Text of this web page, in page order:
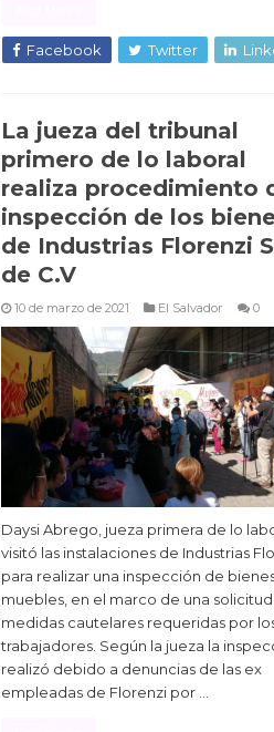
Facebook Twitter
La jueza del tribunal
primero de lo laboral
realiza procedimiento
inspección de los
de Industrias Florenzi
de C.V
10 de marzo de 2021 El Salvador 0
Daysi Abrego, jueza primera de lo
visitó las instalaciones de Industrias
para realizar una inspección de
muebles, en el marco de una
medidas cautelares requeridas por
trabajadores. Según la jueza la
realizó debido a denuncias de las ex
empleadas de Florenzi por …